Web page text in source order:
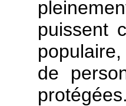
puissent
de
protégées.